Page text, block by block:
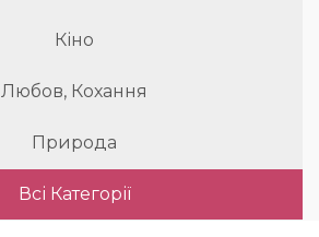
Кіно
Любов, Кохання
Природа
Всі Категорії